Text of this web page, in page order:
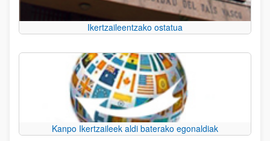
Ikertzaileentzako ostatua
Kanpo Ikertzaileek aldi baterako egonaldiak